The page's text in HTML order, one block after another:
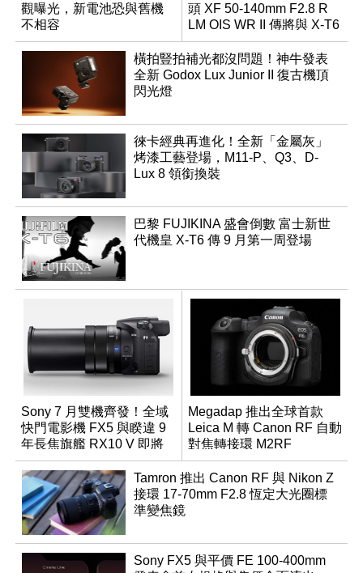
觀曝光，新電池恐與舊機
不相容
頭 XF 50-140mm F2.8 R
LM OIS WR II 傳將與 X-T6
同步亮相
橫拍豎拍補光都沒問題！神牛發表
全新 Godox Lux Junior II 復古機頂
閃光燈
徠卡經典再進化！全新「金屬灰」
烤漆工藝登場，M11-P、Q3、D-
Lux 8 領銜換裝
巴黎 FUJIKINA 盛會倒數 富士新世
代機皇 X-T6 傳 9 月第一周登場
Sony 7 月雙機齊發！全域
快門電影機 FX5 與睽違 9
年長焦旗艦 RX10 V 即將
登場
Megadap 推出全球首款
Leica M 轉 Canon RF 自動
對焦轉接環 M2RF
Tamron 推出 Canon RF 與 Nikon Z
接環 17-70mm F2.8 恆定大光圈標
準變焦鏡
Sony FX5 與平價 FE 100-400mm